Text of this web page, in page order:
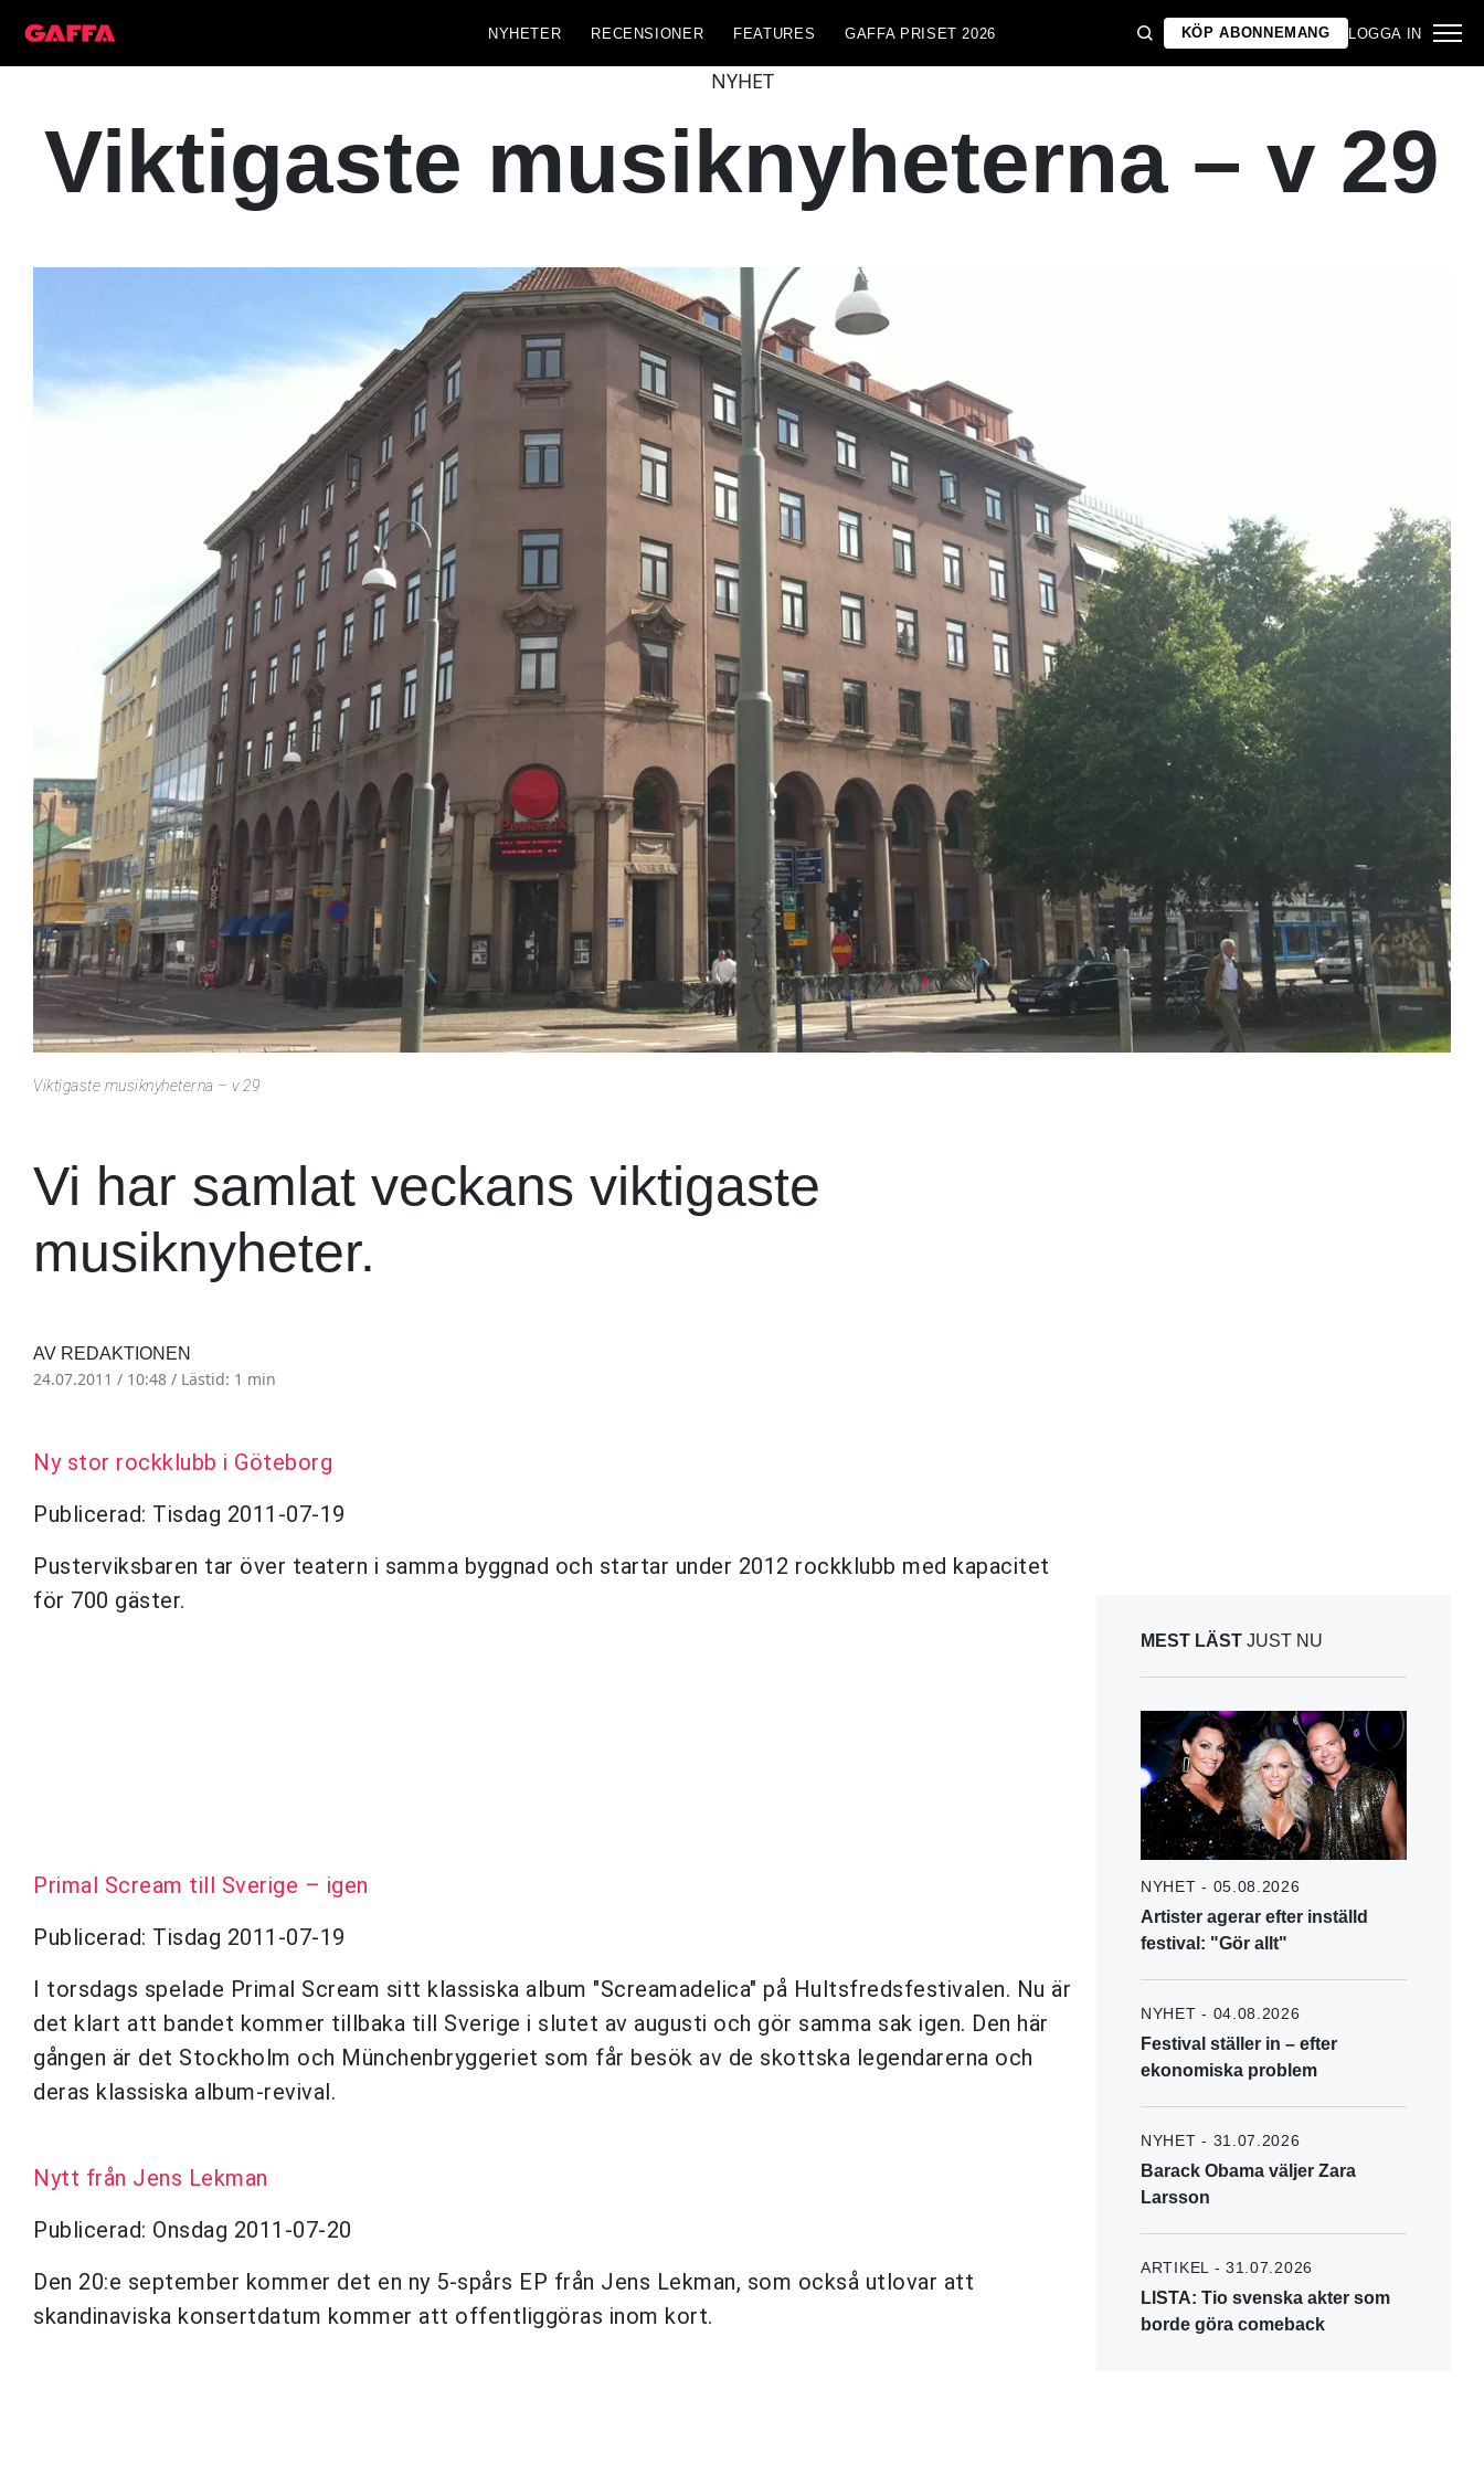
NYHETER RECENSIONER FEATURES GAFFA PRISET 2026 KÖP ABONNEMANG LOGGA IN
NYHET
Viktigaste musiknyheterna – v 29
Viktigaste musiknyheterna – v 29
Vi har samlat veckans viktigaste
musiknyheter.
AV REDAKTIONEN
24.07.2011 / 10:48 / Lästid: 1 min
Ny stor rockklubb i Göteborg
Publicerad: Tisdag 2011-07-19
Pusterviksbaren tar över teatern i samma byggnad och startar under 2012 rockklubb med kapacitet
för 700 gäster.
Primal Scream till Sverige – igen
Publicerad: Tisdag 2011-07-19
I torsdags spelade Primal Scream sitt klassiska album "Screamadelica" på Hultsfredsfestivalen. Nu är
det klart att bandet kommer tillbaka till Sverige i slutet av augusti och gör samma sak igen. Den här
gången är det Stockholm och Münchenbryggeriet som får besök av de skottska legendarerna och
deras klassiska album-revival.
Nytt från Jens Lekman
Publicerad: Onsdag 2011-07-20
Den 20:e september kommer det en ny 5-spårs EP från Jens Lekman, som också utlovar att
skandinaviska konsertdatum kommer att offentliggöras inom kort.
MEST LÄST JUST NU
NYHET - 05.08.2026
Artister agerar efter inställd
festival: "Gör allt"
NYHET - 04.08.2026
Festival ställer in – efter
ekonomiska problem
NYHET - 31.07.2026
Barack Obama väljer Zara
Larsson
ARTIKEL - 31.07.2026
LISTA: Tio svenska akter som
borde göra comeback